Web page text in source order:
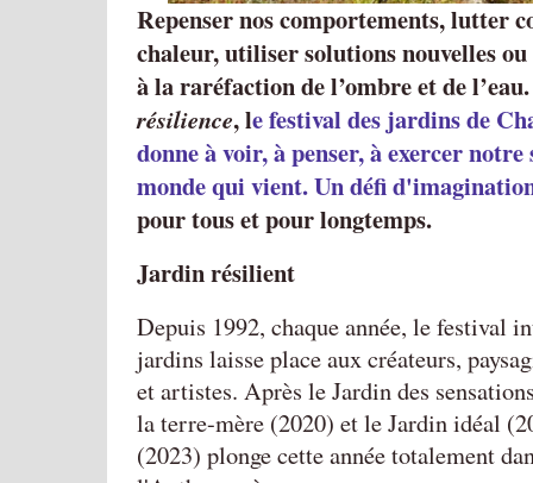
Repenser nos comportements, lutter
chaleur, utiliser solutions nouvelles
à la raréfaction de l’ombre et de
résilience, le festival des jardins de
donne à voir, à penser, à exercer
monde qui vient. Un défi
pour tous et pour longtemps.
Jardin résilient
Depuis 1992, chaque année, le festival
jardins laisse place aux créateurs,
et artistes. Après le Jardin des
la terre-mère (2020) et le Jardin idéal
(2023) plonge cette année totalement